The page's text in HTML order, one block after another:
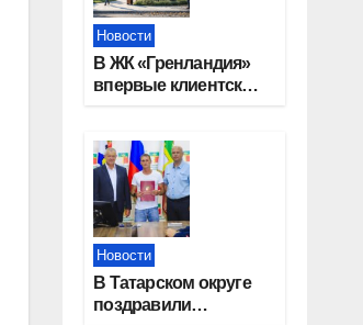
Новости
В ЖК «Гренландия»
впервые клиентские
группы компаний
«СОЮЗ»
Новости
В Татарском округе
поздравили